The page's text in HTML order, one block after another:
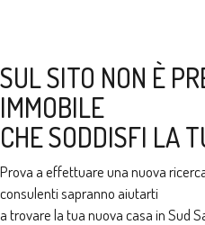
SUL SITO NON È
IMMOBILE
CHE SODDISFI LA
Prova a effettuare una nuova
consulenti sapranno aiutarti
a trovare la tua nuova casa in Sud